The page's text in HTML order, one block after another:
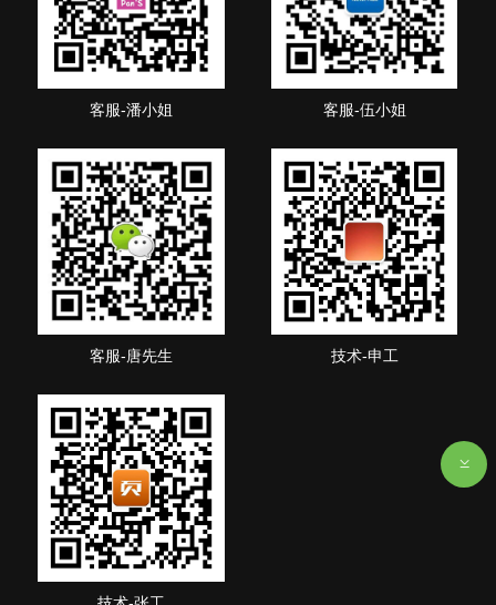
客服-潘小姐 客服-伍小姐
客服-唐先生 技术-申工